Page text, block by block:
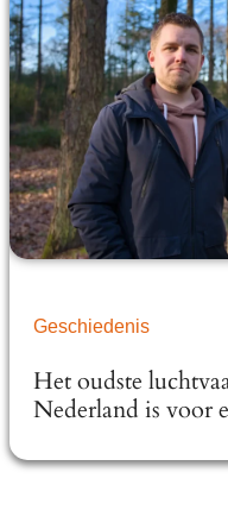
Geschiedenis
Het oudste
Nederland is voor